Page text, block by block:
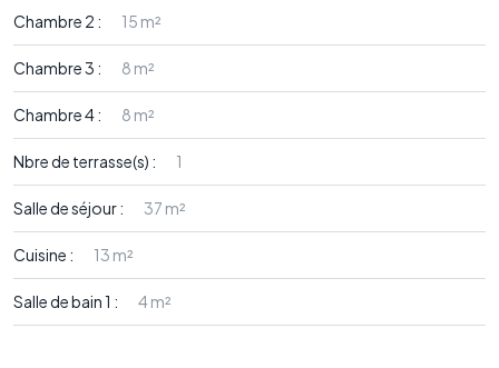
Chambre 2 : 15 m²
Chambre 3 : 8 m²
Chambre 4 : 8 m²
Nbre de terrasse(s) : 1
Salle de séjour : 37 m²
Cuisine : 13 m²
Salle de bain 1 : 4 m²